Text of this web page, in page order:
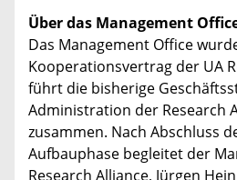
Über das Management
Das Management Office
Kooperationsvertrag der UA
führt die bisherige
Administration der Research
zusammen. Nach Abschluss
Aufbauphase begleitet der
Research Alliance, Jürgen